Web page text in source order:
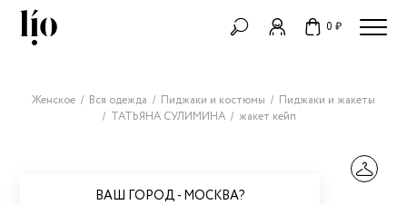
0 ₽
ВАШ ГОРОД - МОСКВА?
Женское Вся одежда Пиджаки и костюмы
Пиджаки и жакеты
ТАТЬЯНА СУЛИМИНА
жакет кейп